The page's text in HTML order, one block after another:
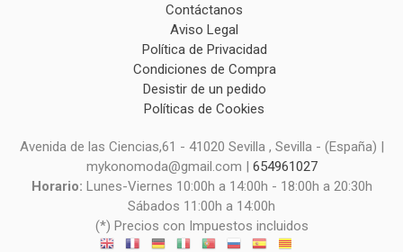
Contáctanos
Aviso Legal
Política de Privacidad
Condiciones de Compra
Desistir de un pedido
Políticas de Cookies
Avenida de las Ciencias,61 - 41020 Sevilla , Sevilla - (España) |
mykonomoda@gmail.com | 654961027
Horario: Lunes-Viernes 10:00h a 14:00h - 18:00h a 20:30h
Sábados 11:00h a 14:00h
(*) Precios con Impuestos incluidos